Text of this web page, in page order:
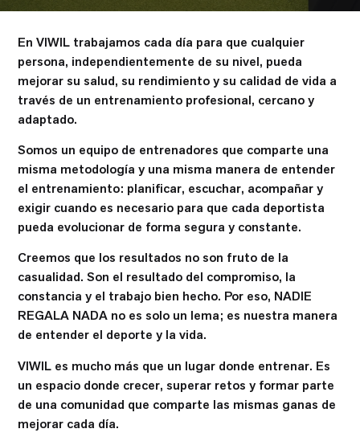
En VIWIL trabajamos cada día para que cualquier
persona, independientemente de su nivel, pueda
mejorar su salud, su rendimiento y su calidad de vida a
través de un entrenamiento profesional, cercano y
adaptado.
Somos un equipo de entrenadores que comparte una
misma metodología y una misma manera de entender
el entrenamiento: planificar, escuchar, acompañar y
exigir cuando es necesario para que cada deportista
pueda evolucionar de forma segura y constante.
Creemos que los resultados no son fruto de la
casualidad. Son el resultado del compromiso, la
constancia y el trabajo bien hecho. Por eso, NADIE
REGALA NADA no es solo un lema; es nuestra manera
de entender el deporte y la vida.
VIWIL es mucho más que un lugar donde entrenar. Es
un espacio donde crecer, superar retos y formar parte
de una comunidad que comparte las mismas ganas de
mejorar cada día.